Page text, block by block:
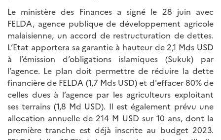
Le ministère des Finances a signé le 28 juin avec
FELDA, agence publique de développement agricole
malaisienne, un accord de restructuration de dettes.
L’Etat apportera sa garantie à hauteur de 2,1 Mds USD
à l’émission d’obligations islamiques (Sukuk) par
l’agence. Le plan doit permettre de réduire la dette
financière de FELDA (1,7 Mds USD) et d'effacer 80% de
celles dues à l’agence par les agriculteurs exploitant
ses terrains (1,8 Md USD). Il est également prévu une
allocation annuelle de 214 M USD sur 10 ans, dont la
première tranche est déjà inscrite au budget 2023.